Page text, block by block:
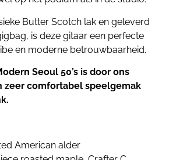
Butter Scotch lak en geleverd
is deze gitaar een perfecte
en moderne betrouwbaarheid.
Seoul 50’s is door ons
zeer comfortabel speelgemak
American alder